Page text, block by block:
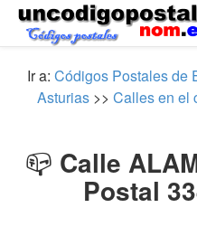
Ir a: Códigos Postales de
Asturias >> Calles en el
📪 Calle
Postal